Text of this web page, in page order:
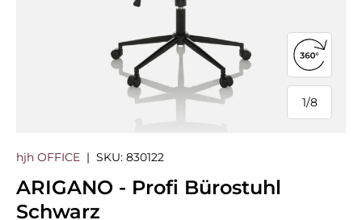
1/
von
8
360°-
hjh OFFICE | SKU: 830122
ARIGANO - Profi Bürostuhl
Schwarz